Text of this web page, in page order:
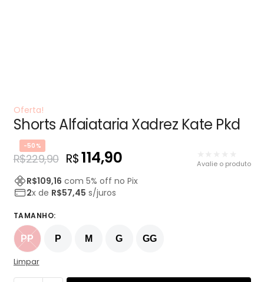
Oferta!
Shorts Alfaiataria Xadrez Kate Pkd
-50%
R$229,90 R$114,90 Avalie o produto
R$109,16 com 5% off no Pix
2x de R$57,45 s/juros
TAMANHO:
PP P M G GG
Limpar